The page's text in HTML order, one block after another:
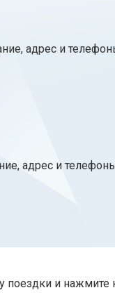
адрес и
адрес и
поездки и